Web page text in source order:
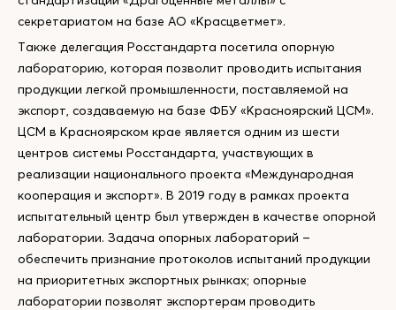
секретариатом на базе АО «Красцветмет».
Также делегация Росстандарта посетила опорную
лабораторию, которая позволит проводить испытания
продукции легкой промышленности, поставляемой на
экспорт, создаваемую на базе ФБУ «Красноярский ЦСМ».
ЦСМ в Красноярском крае является одним из шести
центров системы Росстандарта, участвующих в
реализации национального проекта «Международная
кооперация и экспорт». В 2019 году в рамках проекта
испытательный центр был утвержден в качестве опорной
лаборатории. Задача опорных лабораторий –
обеспечить признание протоколов испытаний продукции
на приоритетных экспортных рынках; опорные
лаборатории позволят экспортерам проводить